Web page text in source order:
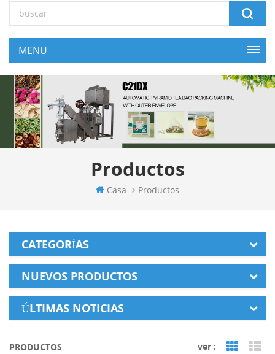
Productos
Casa Productos
CATEGORÍAS
NUEVOS PRODUCTOS
ÚLTIMAS NOTICIAS
PRODUCTOS ver : Grid